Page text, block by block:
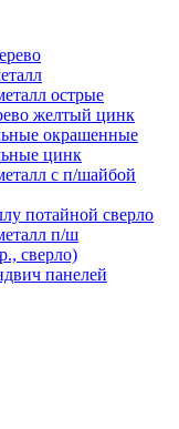
острые
желтый цинк
окрашенные
цинк
с п/шайбой
потайной сверло
п/ш
сверло)
панелей